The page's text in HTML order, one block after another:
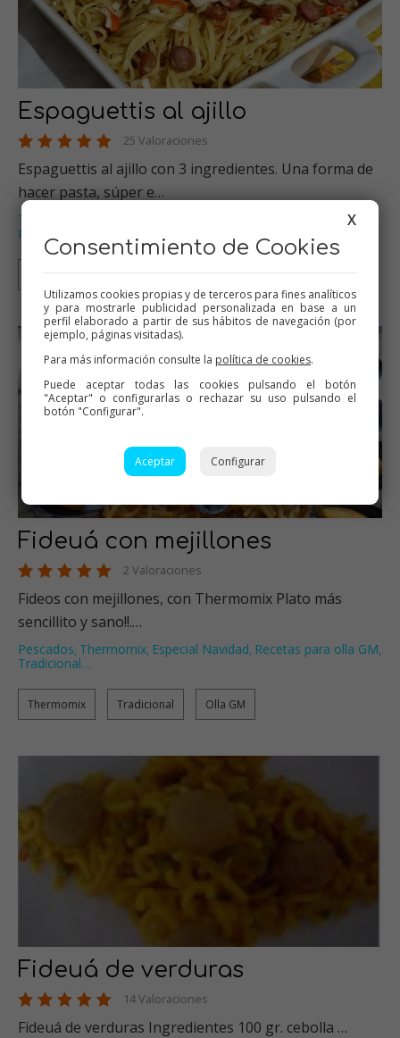
Espaguettis al ajillo
25 Valoraciones
Espaguettis al ajillo con 3 ingredientes. Una forma de
hacer pasta, súper e…
Thermomix
Primeros platos
Thermomix Tradicional Olla GM Mambo
Fideuá con mejillones
2 Valoraciones
Fideos con mejillones, con Thermomix Plato más
sencillito y sano!!.…
Pescados, Thermomix, Especial Navidad, Recetas para olla GM,
Tradicional…
Thermomix Tradicional Olla GM
Fideuá de verduras
14 Valoraciones
Fideuá de verduras Ingredientes 100 gr. cebolla …
X
Consentimiento de Cookies
Utilizamos cookies propias y de terceros para fines analíticos
y para mostrarle publicidad personalizada en base a un
perfil elaborado a partir de sus hábitos de navegación (por
ejemplo, páginas visitadas).
Para más información consulte la política de cookies.
Puede aceptar todas las cookies pulsando el botón
"Aceptar" o configurarlas o rechazar su uso pulsando el
botón "Configurar".
Aceptar Configurar